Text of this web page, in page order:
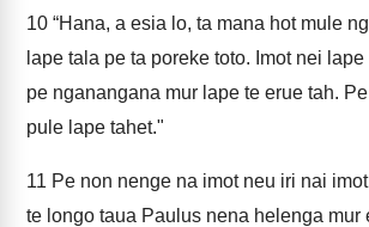
10 “Hana, a esia lo, ta mana hot mule
lape tala pe ta poreke toto. Imot nei
pe nganangana mur lape te erue tah.
pule lape tahet."
11 Pe non nenge na imot neu iri nai
te longo taua Paulus nena helenga mur